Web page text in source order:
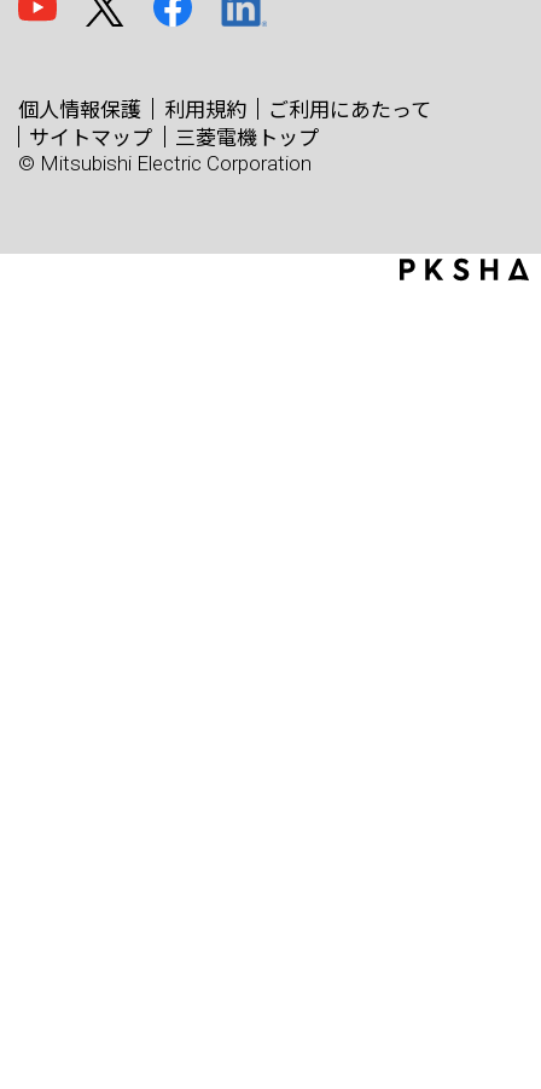
個人情報保護 利用規約
ご利用にあたって
サイトマップ
三菱電機トップ
© Mitsubishi Electric Corporation